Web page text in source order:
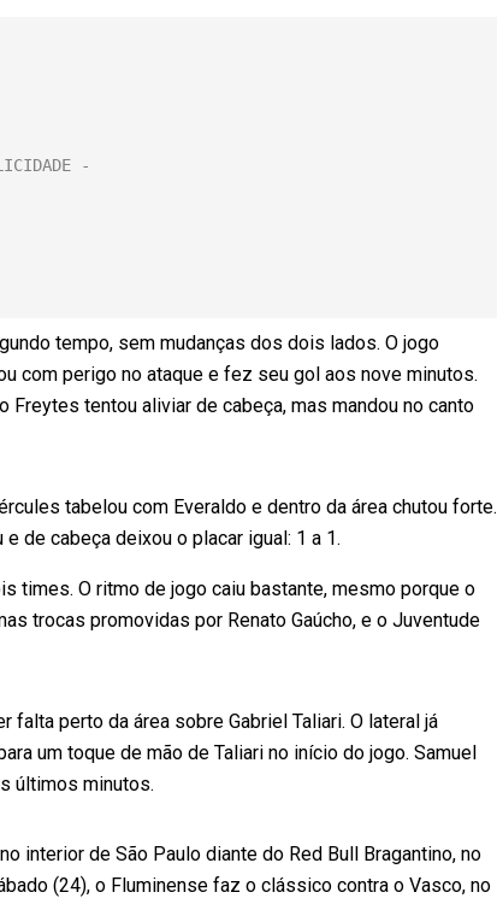
tempo, sem mudanças dos dois lados. O jogo
com perigo no ataque e fez seu gol aos nove minutos.
Freytes tentou aliviar de cabeça, mas mandou no canto
tabelou com Everaldo e dentro da área chutou forte.
de cabeça deixou o placar igual: 1 a 1.
times. O ritmo de jogo caiu bastante, mesmo porque o
trocas promovidas por Renato Gaúcho, e o Juventude
perto da área sobre Gabriel Taliari. O lateral já
um toque de mão de Taliari no início do jogo. Samuel
últimos minutos.
interior de São Paulo diante do Red Bull Bragantino, no
(24), o Fluminense faz o clássico contra o Vasco, no